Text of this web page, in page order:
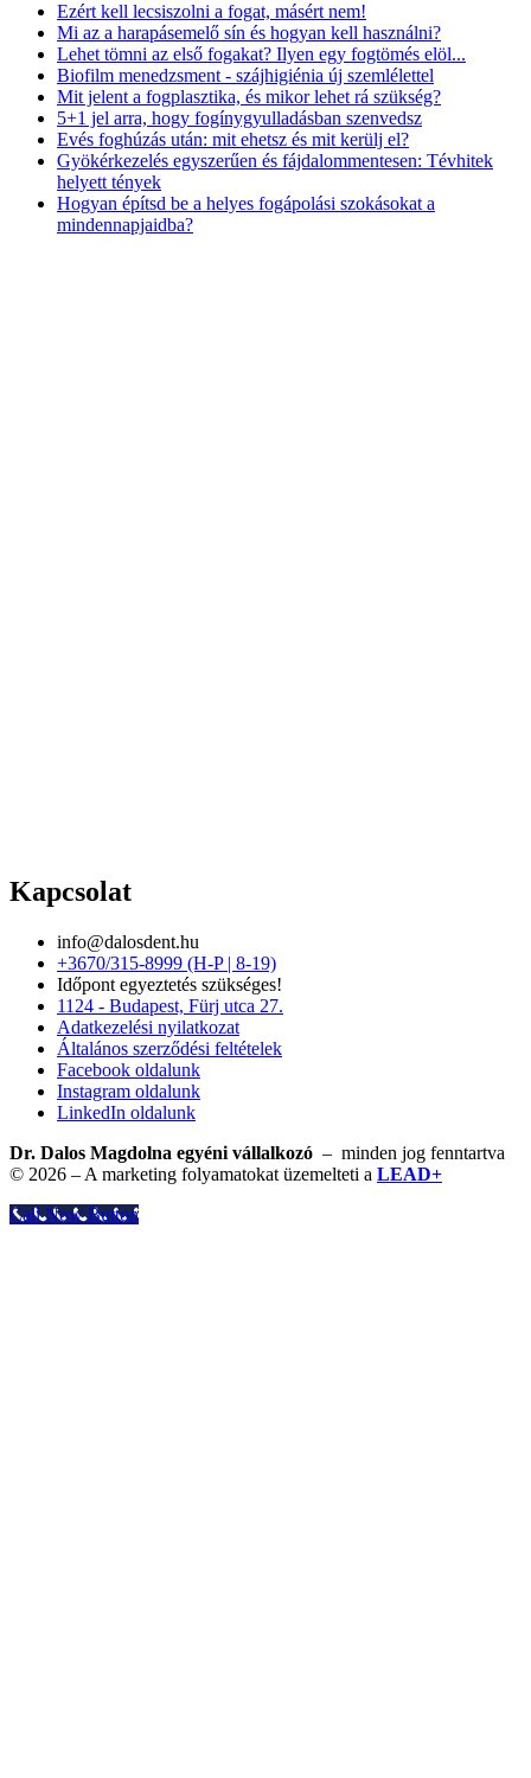
Ezért kell lecsiszolni a fogat, másért nem!
Mi az a harapásemelő sín és hogyan kell használni?
Lehet tömni az első fogakat? Ilyen egy fogtömés elöl...
Biofilm menedzsment - szájhigiénia új szemlélettel
Mit jelent a fogplasztika, és mikor lehet rá szükség?
5+1 jel arra, hogy fogínygyulladásban szenvedsz
Evés foghúzás után: mit ehetsz és mit kerülj el?
Gyökérkezelés egyszerűen és fájdalommentesen: Tévhitek
helyett tények
Hogyan építsd be a helyes fogápolási szokásokat a
mindennapjaidba?
Kapcsolat
info@dalosdent.hu
+3670/315-8999 (H-P | 8-19)
Időpont egyeztetés szükséges!
1124 - Budapest, Fürj utca 27.
Adatkezelési nyilatkozat
Általános szerződési feltételek
Facebook oldalunk
Instagram oldalunk
LinkedIn oldalunk
Dr. Dalos Magdolna egyéni vállalkozó – minden jog fenntartva
© 2026 – A marketing folyamatokat üzemelteti a LEAD+
Call Now Button